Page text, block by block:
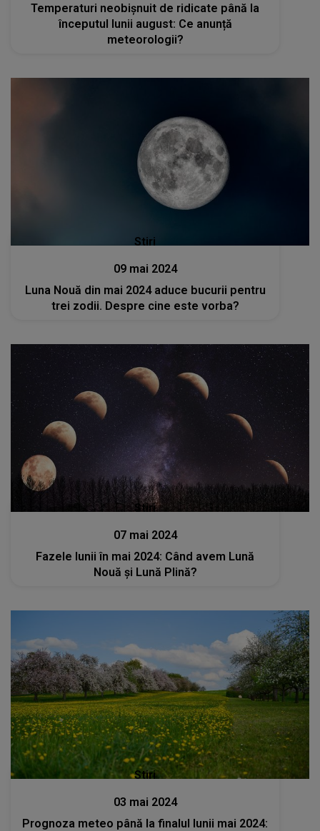
Temperaturi neobișnuit de ridicate până la
începutul lunii august: Ce anunță
meteorologii?
Stiri
09 mai 2024
Luna Nouă din mai 2024 aduce bucurii pentru
trei zodii. Despre cine este vorba?
Stiri
07 mai 2024
Fazele lunii în mai 2024: Când avem Lună
Nouă și Lună Plină?
Stiri
03 mai 2024
Prognoza meteo până la finalul lunii mai 2024: